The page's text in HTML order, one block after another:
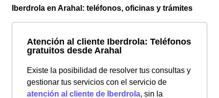
Iberdrola en Arahal: teléfonos, oficinas y trámites
Atención al cliente Iberdrola: Teléfonos
gratuitos desde Arahal
Existe la posibilidad de resolver tus consultas y
gestionar tus servicios con el servicio de
atención al cliente de Iberdrola, sin la